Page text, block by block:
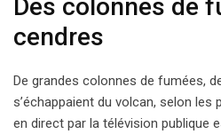
Des colonnes de
cendres
De grandes colonnes de fumées,
s’échappaient du volcan, selon
en direct par la télévision publique